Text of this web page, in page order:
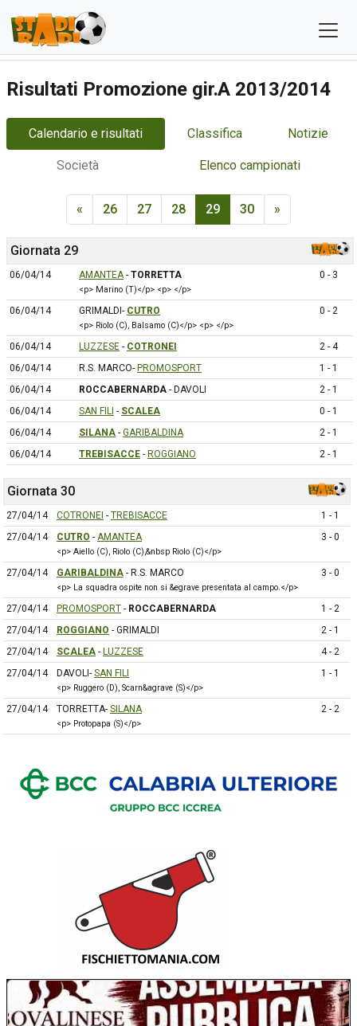
Risultati Promozione gir.A 2013/2014
Calendario e risultati Classifica Notizie
Società Elenco campionati
« 26 27 28 29 30 »
Giornata 29
06/04/14 AMANTEA- TORRETTA
<p> Marino (T)</p> <p> </p>
0 - 3
06/04/14 GRIMALDI- CUTRO
<p> Riolo (C), Balsamo (C)</p> <p> </p>
0 - 2
06/04/14 LUZZESE - COTRONEI
2 - 4
06/04/14
R.S. MARCO- PROMOSPORT
1 - 1
06/04/14
ROCCABERNARDA - DAVOLI
2 - 1
06/04/14
SAN FILI - SCALEA
0 - 1
06/04/14
SILANA - GARIBALDINA
2 - 1
06/04/14
TREBISACCE - ROGGIANO 2 - 1
Giornata 30
27/04/14 COTRONEI - TREBISACCE
1 - 1
27/04/14
CUTRO - AMANTEA
<p> Aiello (C), Riolo (C),&nbsp Riolo (C)</p>
3 - 0
27/04/14 GARIBALDINA - R.S. MARCO
<p> La squadra ospite non si &egrave presentata al campo.</p>
3 - 0
27/04/14 PROMOSPORT - ROCCABERNARDA
1 - 2
27/04/14
ROGGIANO - GRIMALDI
2 - 1
27/04/14
SCALEA - LUZZESE
4 - 2
27/04/14
DAVOLI- SAN FILI
<p> Ruggero (D), Scarn&agrave (S)</p>
1 - 1
27/04/14 TORRETTA- SILANA
<p> Protopapa (S)</p>
2 - 2